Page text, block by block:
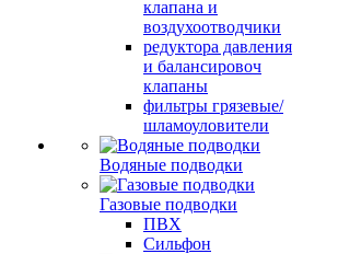
клапана и
воздухоотводчики
редуктора давления
и балансировоч
клапаны
фильтры грязевые/
шламоуловители
Водяные подводки
Газовые подводки
ПВХ
Сильфон